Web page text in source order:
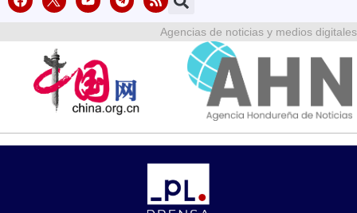
Agencias de noticias y medios digitales